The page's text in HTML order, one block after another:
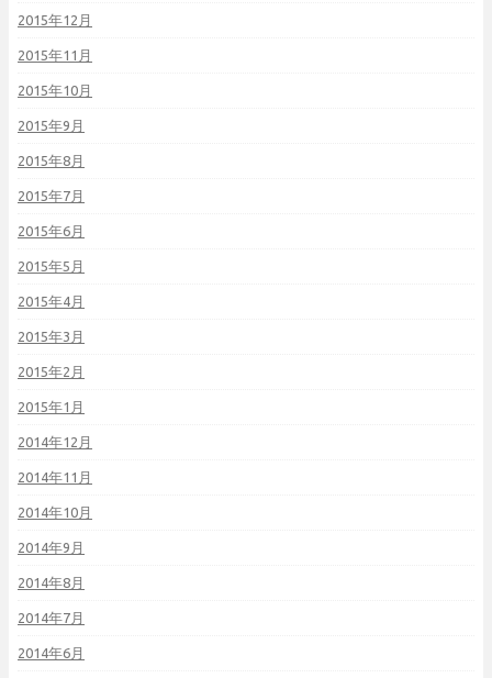
2015年12月
2015年11月
2015年10月
2015年9月
2015年8月
2015年7月
2015年6月
2015年5月
2015年4月
2015年3月
2015年2月
2015年1月
2014年12月
2014年11月
2014年10月
2014年9月
2014年8月
2014年7月
2014年6月